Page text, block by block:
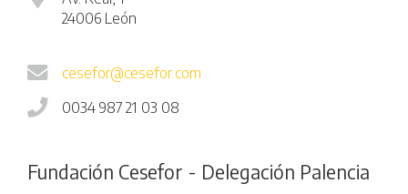
24006 León
cesefor@cesefor.com
0034 987 21 03 08
Fundación Cesefor - Delegación Palencia